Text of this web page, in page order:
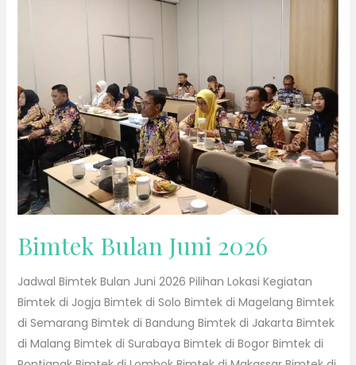
Bimtek Bulan Juni 2026
Jadwal Bimtek Bulan Juni 2026 Pilihan Lokasi Kegiatan
Bimtek di Jogja Bimtek di Solo Bimtek di Magelang Bimtek
di Semarang Bimtek di Bandung Bimtek di Jakarta Bimtek
di Malang Bimtek di Surabaya Bimtek di Bogor Bimtek di